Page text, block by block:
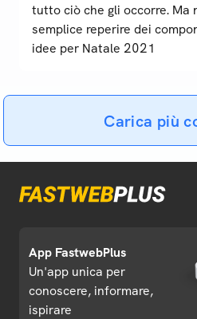
tutto ciò che gli occorre.
semplice reperire dei
idee per Natale 2021
Carica più
App FastwebPlus
Un'app unica per
conoscere, informare,
ispirare